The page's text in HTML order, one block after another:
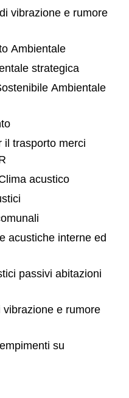
vibrazione e rumore
Ambientale
strategica
Ambientale
il trasporto merci
acustico
acustiche interne ed
passivi abitazioni
e rumore
su